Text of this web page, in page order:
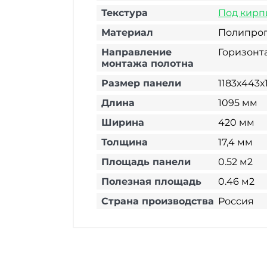
Текстура
Под
Материал
Направление
монтажа полотна
Размер панели
Длина
1095 мм
Ширина
420 мм
Толщина
17,4 мм
Площадь панели
0.52 м2
Полезная площадь
0.46 м2
Страна производства Россия